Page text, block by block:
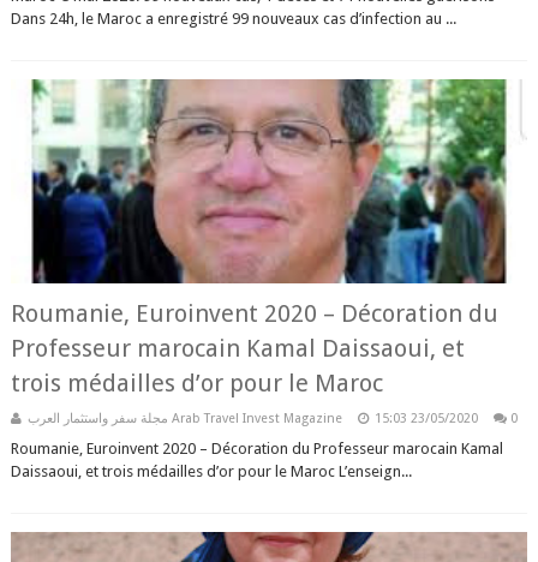
Dans 24h, le Maroc a enregistré 99 nouveaux cas d’infection au ...
Roumanie, Euroinvent 2020 – Décoration du
Professeur marocain Kamal Daissaoui, et
trois médailles d’or pour le Maroc
مجلة سفر واستثمار العرب Arab Travel Invest Magazine 15:03 23/05/2020 0
Roumanie, Euroinvent 2020 – Décoration du Professeur marocain Kamal
Daissaoui, et trois médailles d’or pour le Maroc L’enseign...